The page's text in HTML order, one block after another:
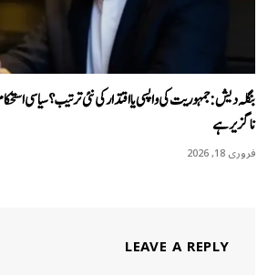
بنگلہ دیش: جمہوریت کی واپسی یا اقتدار کی نئی ترتیب؟ سیاسی
ناگزیر ہے
فروری 18, 2026
LEAVE A REPLY